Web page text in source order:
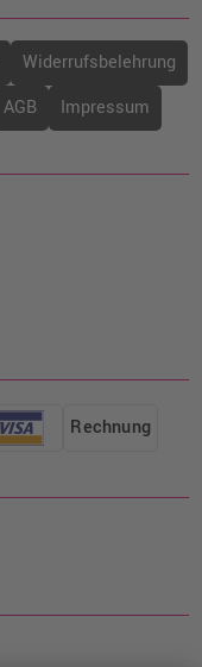
Widerrufsbelehrung
AGB Impressum
Rechnung